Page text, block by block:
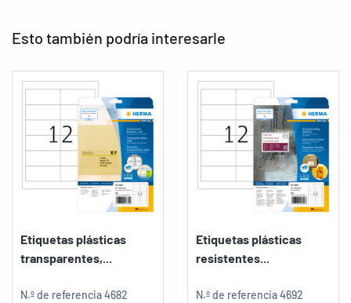
Esto también podría interesarle
Etiquetas plásticas
transparentes,...
N.º de referencia4682
Etiquetas plásticas
resistentes...
N.º de referencia4692